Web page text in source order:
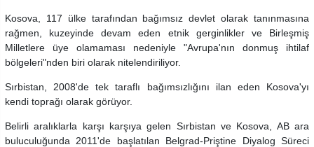
Kosova, 117 ülke tarafından bağımsız devlet olarak tanınmasına
rağmen, kuzeyinde devam eden etnik gerginlikler ve Birleşmiş
Milletlere üye olamaması nedeniyle "Avrupa'nın donmuş ihtilaf
bölgeleri"nden biri olarak nitelendiriliyor.
Sırbistan, 2008'de tek taraflı bağımsızlığını ilan eden Kosova'yı
kendi toprağı olarak görüyor.
Belirli aralıklarla karşı karşıya gelen Sırbistan ve Kosova, AB ara
buluculuğunda 2011'de başlatılan Belgrad-Priştine Diyalog Süreci